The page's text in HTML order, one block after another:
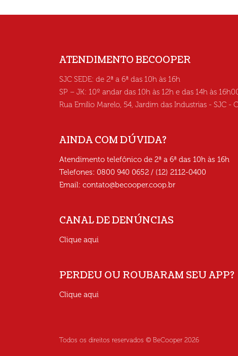
ATENDIMENTO BECOOPER
SJC SEDE: de 2ª a 6ª das 10h às 16h
SP – JK: 10º andar das 10h às 12h e das 14h às
Rua Emílio Marelo, 54, Jardim das Industrias - SJC -
AINDA COM DÚVIDA?
Atendimento telefônico de 2ª a 6ª das 10h às 16h
Telefones: 0800 940 0652 / (12) 2112-0400
Email: contato@becooper.coop.br
CANAL DE DENÚNCIAS
Clique aqui
PERDEU OU ROUBARAM SEU APP?
Clique aqui
Todos os direitos reservados © BeCooper 2026